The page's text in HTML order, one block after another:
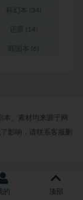
科幻本 (34)
还原 (14)
韩国本 (6)
、素材均来源于网
影响，请联系客服删
的
顶部